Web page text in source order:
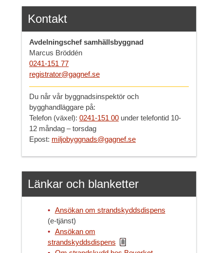
Kontakt
Avdelningschef samhällsbyggnad
Marcus Bröddén
0241-151 77
registrator@gagnef.se
Du når vår byggnadsinspektör och
bygghandläggare på:
Telefon (växel):0241-151 00 under telefontid 10-
12 måndag – torsdag
Epost: miljobyggnads@gagnef.se
Länkar och blanketter
Ansökan om strandskyddsdispens
(e-tjänst)
Ansökan om
strandskyddsdispens